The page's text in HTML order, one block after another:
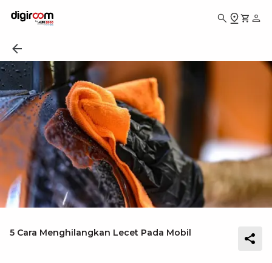
5 Cara Menghilangkan Lecet Pada Mobil